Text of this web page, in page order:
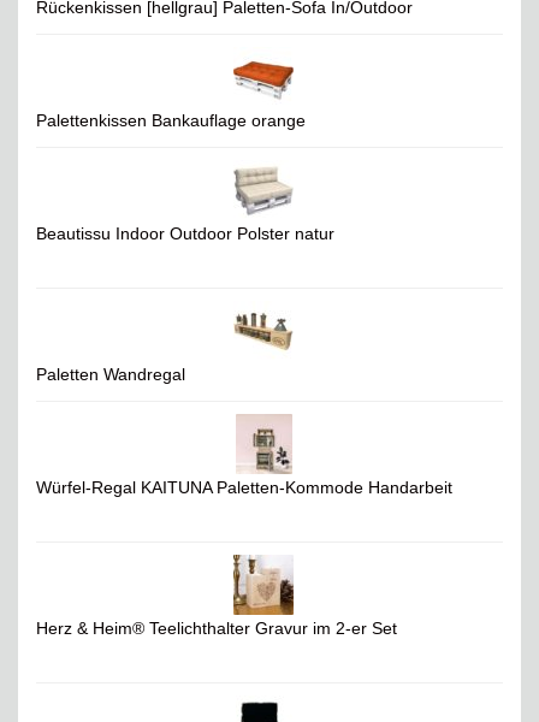
Rückenkissen [hellgrau] Paletten-Sofa In/Outdoor
Palettenkissen Bankauflage orange
Beautissu Indoor Outdoor Polster natur
Paletten Wandregal
Würfel-Regal KAITUNA Paletten-Kommode Handarbeit
Herz & Heim® Teelichthalter Gravur im 2-er Set